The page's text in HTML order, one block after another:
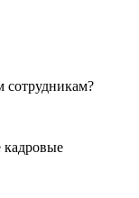
сотрудникам?
кадровые